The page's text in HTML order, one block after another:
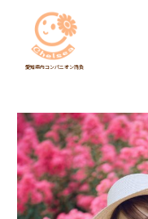
愛知県内コンパニオン請負
navigation